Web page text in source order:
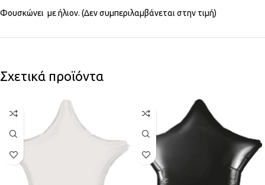
Φουσκώνει με ήλιον. (Δεν συμπεριλαμβάνεται στην τιμή)
Σχετικά προϊόντα